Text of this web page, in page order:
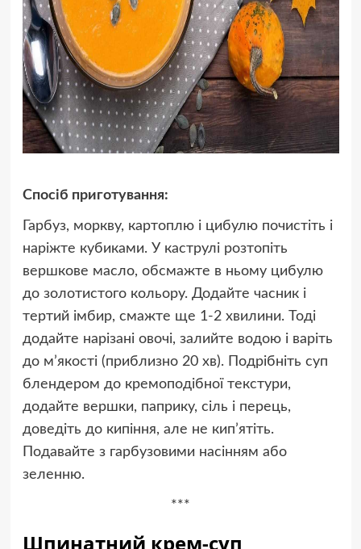
Спосіб приготування:
Гарбуз, моркву, картоплю і цибулю почистіть і
наріжте кубиками. У каструлі розтопіть
вершкове масло, обсмажте в ньому цибулю
до золотистого кольору. Додайте часник і
тертий імбир, смажте ще 1-2 хвилини. Тоді
додайте нарізані овочі, залийте водою і варіть
до м’якості (приблизно 20 хв). Подрібніть суп
блендером до кремоподібної текстури,
додайте вершки, паприку, сіль і перець,
доведіть до кипіння, але не кип’ятіть.
Подавайте з гарбузовими насінням або
зеленню.
***
Шпинатний крем-суп